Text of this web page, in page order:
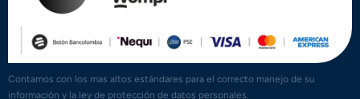
Contamos con los mas altos estándares para el correcto manejo de su
información y la ley de protección de datos personales.